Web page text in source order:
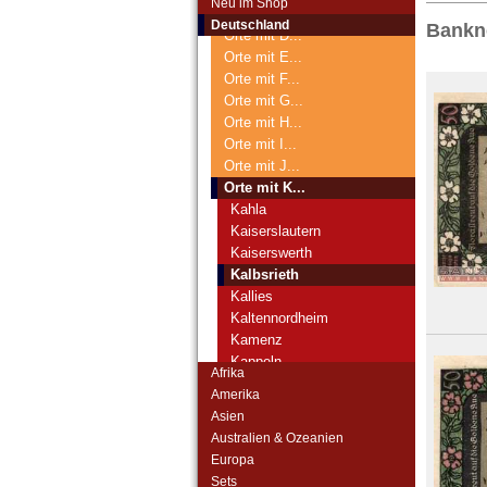
Deutschland
Orte mit C...
Orte mit D...
Orte mit E...
Orte mit F...
Orte mit G...
Orte mit H...
Orte mit I...
Orte mit J...
Orte mit K...
Kahla
Kaiserslautern
Kaiserswerth
Kalbsrieth
Kallies
Kaltennordheim
Kamenz
Kappeln
Keilhau
Afrika
Amerika
Asien
Australien & Ozeanien
Europa
Sets